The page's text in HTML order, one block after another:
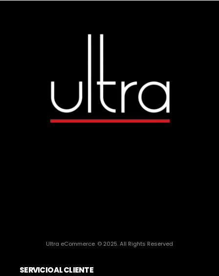
Ultra eCommerce. © 2025. All Rights Reserved
SERVICIO AL CLIENTE